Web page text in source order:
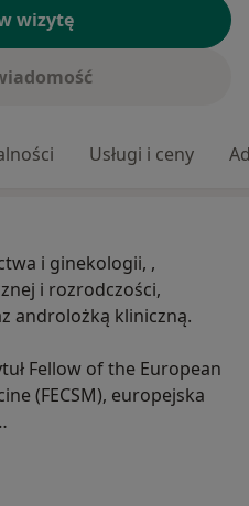
wizytę
Usługi i ceny
i ginekologii, ,
i rozrodczości,
androlożką kliniczną.
Fellow of the European
(FECSM), europejska
Novum oraz w
terapią menopauzy